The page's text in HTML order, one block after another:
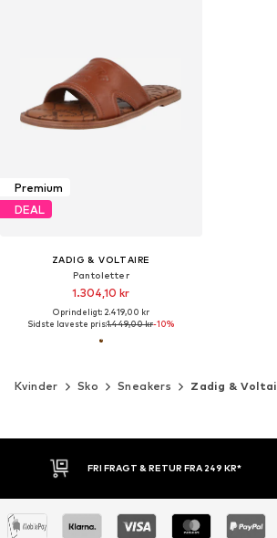
Premium
DEAL
ZADIG & VOLTAIRE
Pantoletter
1.304,10 kr
Oprindeligt: 2.419,00 kr
Sidste laveste pris:1.449,00 kr-10%
Kvinder Sko Sneakers Zadig &
FRI FRAGT & RETUR FRA 249 KR*